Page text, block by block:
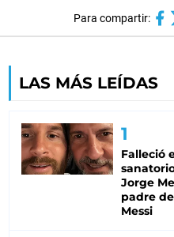
Para compartir:
LAS MÁS LEÍDAS
Falleció
Jorge
padre
Messi